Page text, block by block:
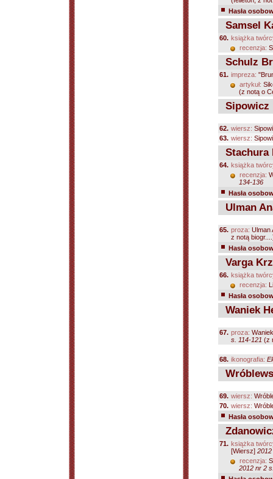
Hasła
Samsel
60. książka
recenzja:
Schulz
61. impreza:
artykuł:
(z notą o
Sipowicz
62. wiersz:
63. wiersz:
Stachura
64. książka
recenzja:
134-136
Hasła
Ulman
65. proza: Ulman
z notą
Hasła
Varga
66. książka
recenzja:
Hasła
Waniek
67. proza:
s. 114-121 (z
68. ikonografia:
69. wiersz:
70. wiersz:
Hasła
71. książka
[Wiersz] 2012
recenzja:
2012 nr 2